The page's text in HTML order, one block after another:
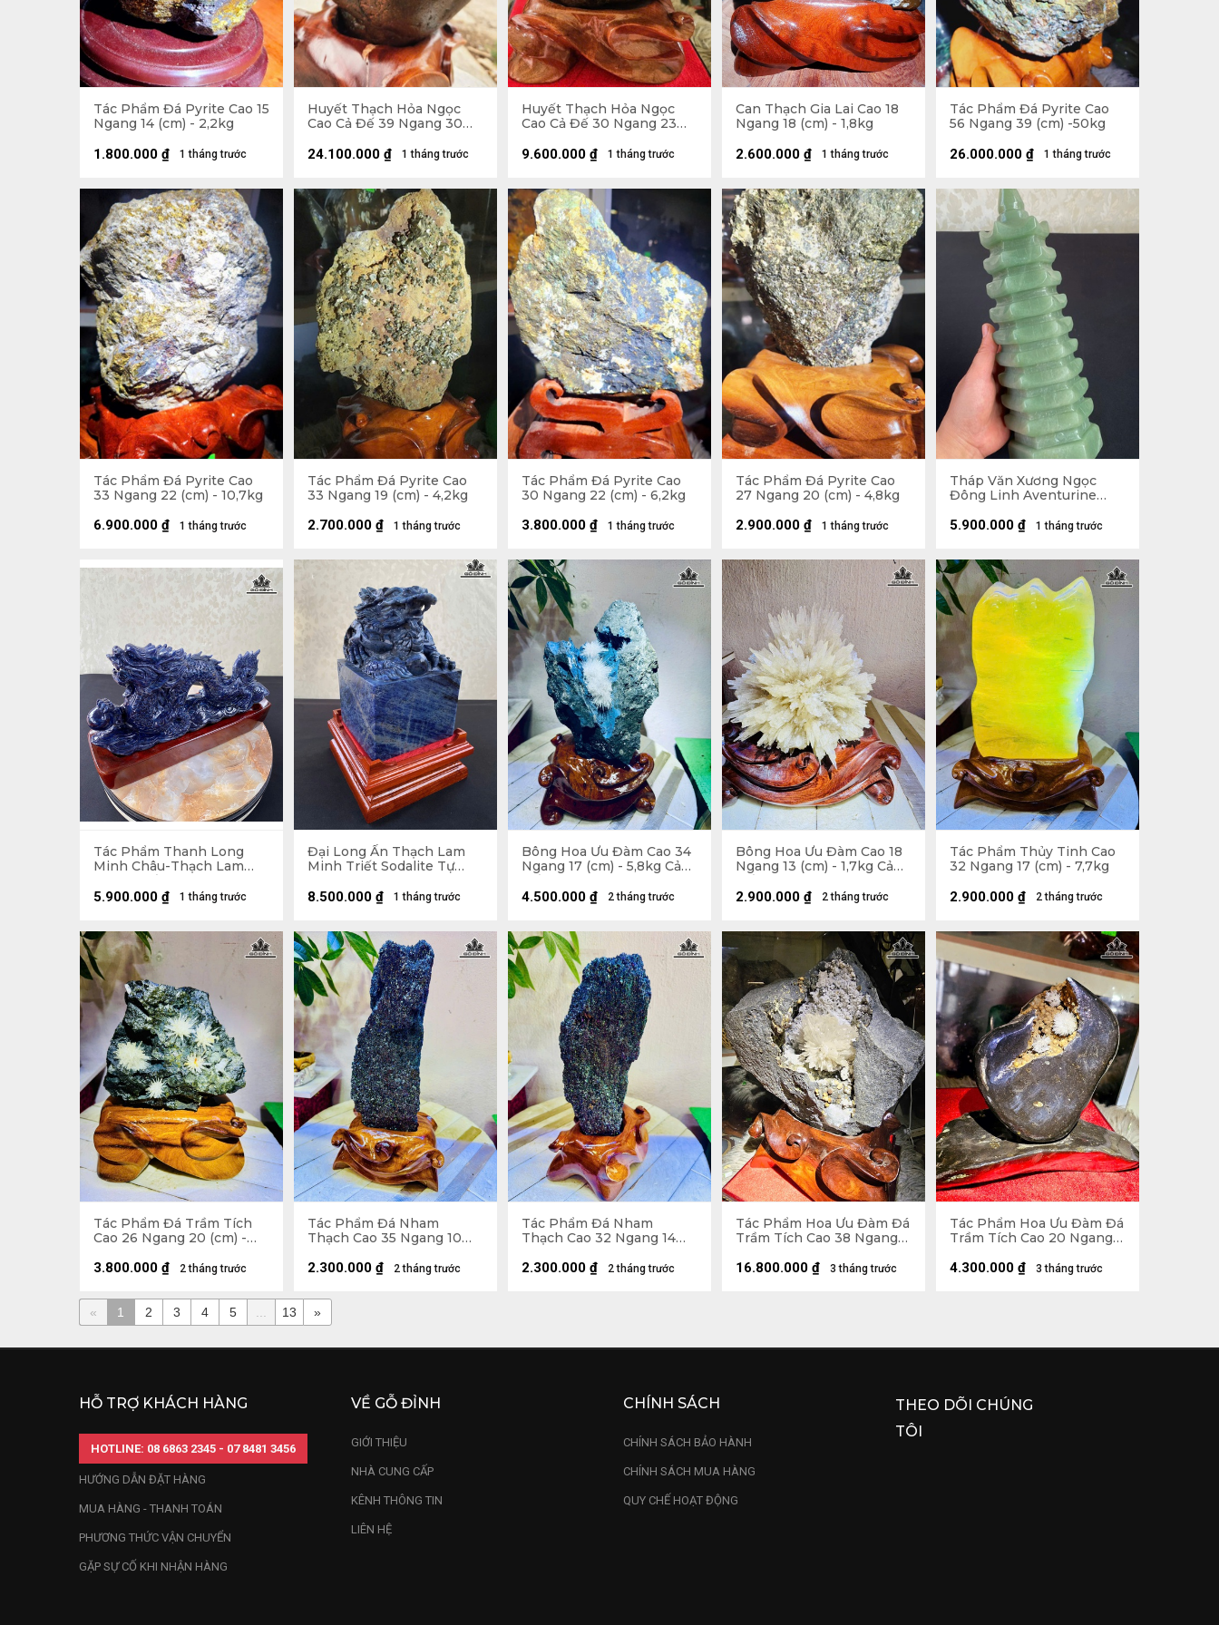
Tác Phẩm Đá Pyrite Cao 15
Ngang 14 (cm) - 2,2kg
1 tháng trước
1.800.000 ₫
Huyết Thạch Hỏa Ngọc
Cao Cả Đế 39 Ngang 30
17,5kg
1 tháng trước
24.100.000 ₫
Huyết Thạch Hỏa Ngọc
Cao Cả Đế 30 Ngang 23
6,4kg
1 tháng trước
9.600.000 ₫
Can Thạch Gia Lai Cao 18
Ngang 18 (cm) - 1,8kg
1 tháng trước
2.600.000 ₫
Tác Phẩm Đá Pyrite Cao
56 Ngang 39 (cm) -50kg
1 tháng trước
26.000.000 ₫
Tác Phẩm Đá Pyrite Cao
33 Ngang 22 (cm) - 10,7kg
1 tháng trước
6.900.000 ₫
Tác Phẩm Đá Pyrite Cao
33 Ngang 19 (cm) - 4,2kg
1 tháng trước
2.700.000 ₫
Tác Phẩm Đá Pyrite Cao
30 Ngang 22 (cm) - 6,2kg
1 tháng trước
3.800.000 ₫
Tác Phẩm Đá Pyrite Cao
27 Ngang 20 (cm) - 4,8kg
1 tháng trước
2.900.000 ₫
Tháp Văn Xương Ngọc
Đông Linh Aventurine
Ngang 10,3 x Dày 9 (cm)
1 tháng trước
5.900.000 ₫
Tác Phẩm Thanh Long
Minh Châu-Thạch Lam
Minh Triết Sodalite Tự
Nhiên - Tượng đá 3,35kg
35,5x17x9 (cm ) - Riêng Đế
1 tháng trước
5.900.000 ₫
Đại Long Ấn Thạch Lam
Minh Triết Sodalite Tự
1 tháng trước
8.500.000 ₫
Bông Hoa Ưu Đàm Cao 34
Ngang 17 (cm) - 5,8kg Cả
Đế
2 tháng trước
4.500.000 ₫
Bông Hoa Ưu Đàm Cao 18
Ngang 13 (cm) - 1,7kg Cả
Đế
2 tháng trước
2.900.000 ₫
Tác Phẩm Thủy Tinh Cao
32 Ngang 17 (cm) - 7,7kg
2 tháng trước
2.900.000 ₫
Tác Phẩm Đá Trầm Tích
Cao 26 Ngang 20 (cm) -
2 tháng trước
3.800.000 ₫
Tác Phẩm Đá Nham
Thạch Cao 35 Ngang 10
2 tháng trước
2.300.000 ₫
Tác Phẩm Đá Nham
Thạch Cao 32 Ngang 14
2 tháng trước
2.300.000 ₫
Tác Phẩm Hoa Ưu Đàm Đá
Trầm Tích Cao 38 Ngang
3 tháng trước
16.800.000 ₫
Tác Phẩm Hoa Ưu Đàm Đá
Trầm Tích Cao 20 Ngang
3 tháng trước
4.300.000 ₫
« 1 2 3 4 5 13 »
HỖ TRỢ KHÁCH HÀNG
HOTLINE: 08 6863 2345 - 07 8481 3456
HƯỚNG DẪN ĐẶT HÀNG
MUA HÀNG - THANH TOÁN
PHƯƠNG THỨC VẬN CHUYỂN
GẶP SỰ CỐ KHI NHẬN HÀNG
VỀ GỖ ĐỈNH
GIỚI THIỆU
NHÀ CUNG CẤP
KÊNH THÔNG TIN
LIÊN HỆ
CHÍNH SÁCH
CHÍNH SÁCH BẢO HÀNH
CHÍNH SÁCH MUA HÀNG
QUY CHẾ HOẠT ĐỘNG
THEO DÕI CHÚNG
TÔI